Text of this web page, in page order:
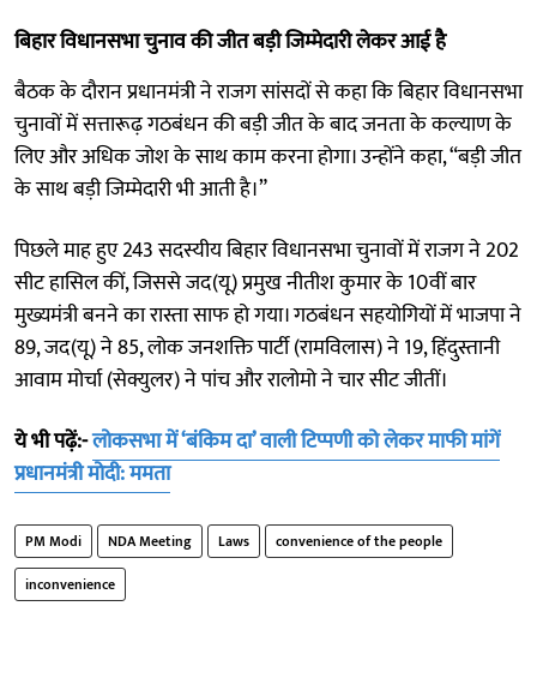
बिहार विधानसभा चुनाव की जीत बड़ी जिम्मेदारी लेकर आई है
बैठक के दौरान प्रधानमंत्री ने राजग सांसदों से कहा कि बिहार विधानसभा
चुनावों में सत्तारूढ़ गठबंधन की बड़ी जीत के बाद जनता के कल्याण के
लिए और अधिक जोश के साथ काम करना होगा। उन्होंने कहा, “बड़ी जीत
के साथ बड़ी जिम्मेदारी भी आती है।”
पिछले माह हुए 243 सदस्यीय बिहार विधानसभा चुनावों में राजग ने 202
सीट हासिल कीं, जिससे जद(यू) प्रमुख नीतीश कुमार के 10वीं बार
मुख्यमंत्री बनने का रास्ता साफ हो गया। गठबंधन सहयोगियों में भाजपा ने
89, जद(यू) ने 85, लोक जनशक्ति पार्टी (रामविलास) ने 19, हिंदुस्तानी
आवाम मोर्चा (सेक्युलर) ने पांच और रालोमो ने चार सीट जीतीं।
ये भी पढ़ें:-लोकसभा में ‘बंकिम दा’ वाली टिप्पणी को लेकर माफी मांगें
प्रधानमंत्री मोदी: ममता
PM Modi NDA Meeting Laws
convenience of the people
inconvenience